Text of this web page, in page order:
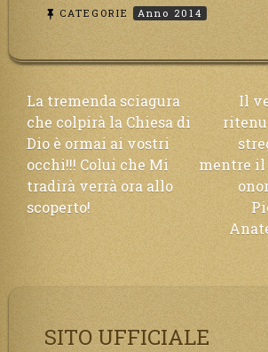
CATEGORIE Anno 2014
Navigazione
articoli
La tremenda sciagura
che colpirà la Chiesa di
Dio è ormai ai vostri
occhi!!! Colui che Mi
tradirà verrà ora allo
scoperto!
Il
mentre il
SITO UFFICIALE